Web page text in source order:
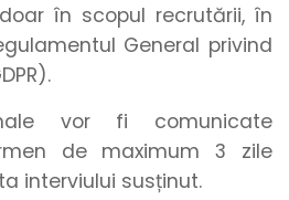
în scopul recrutării, în
General privind
vor fi comunicate
de maximum 3 zile
interviului susținut.